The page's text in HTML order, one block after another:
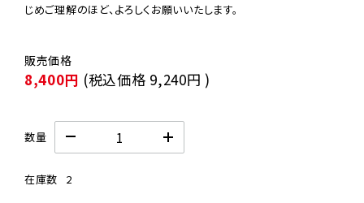
じめご理解のほど、よろしくお願いいたします。
8,400円 (税込価格 9,240円 )
数量
在庫数 2